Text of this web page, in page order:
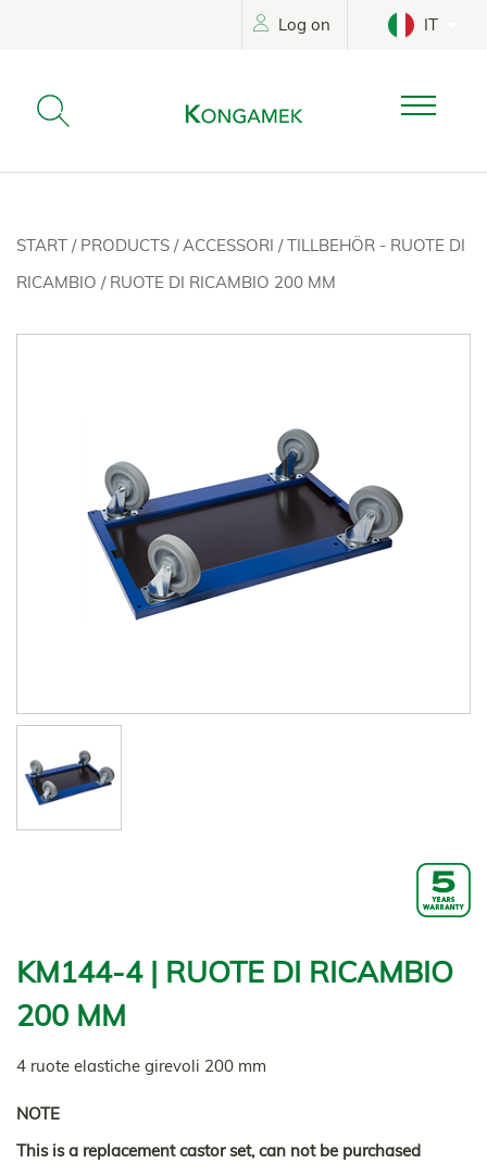
Log on IT
START / PRODUCTS /ACCESSORI /TILLBEHÖR - RUOTE DI
RICAMBIO / RUOTE DI RICAMBIO 200 MM
KM144-4 | RUOTE DI RICAMBIO
200 MM
4 ruote elastiche girevoli 200 mm
NOTE
This is a replacement castor set, can not be purchased